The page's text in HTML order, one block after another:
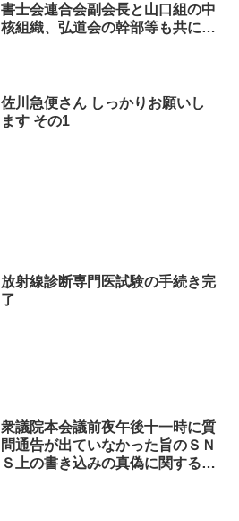
書士会連合会副会長と山口組の中
核組織、弘道会の幹部等も共に逮
佐川急便さん しっかりお願いし
ます その1
放射線診断専門医試験の手続き完
了
衆議院本会議前夜午後十一時に質
問通告が出ていなかった旨のＳＮ
Ｓ上の書き込みの真偽に関する質